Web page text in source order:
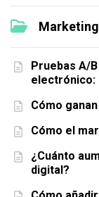
Marketing
Pruebas A/
electrónico:
Cómo
Cómo el
¿Cuánto
digital?